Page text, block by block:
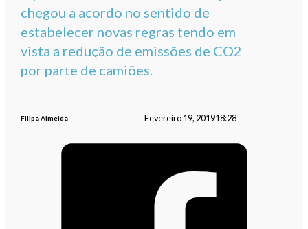
chegou a acordo no sentido de
estabelecer novas regras tendo em
vista a redução de emissões de CO2
por parte de camiões.
Filipa Almeida Fevereiro 19, 201918:28